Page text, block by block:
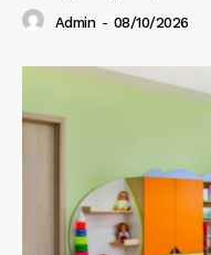
Admin - 08/10/2026